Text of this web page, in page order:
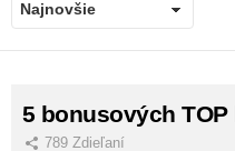
STORIES
5 bonusových
789 Zdieľaní